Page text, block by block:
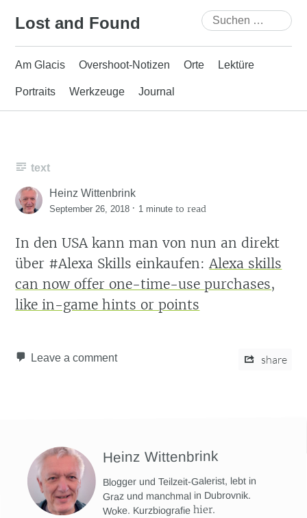
Lost and Found
Suchen
nach:
Am Glacis Overshoot-Notizen Orte Lektüre
Portraits Werkzeuge Journal
text
Heinz Wittenbrink
September 26, 2018 · 1 minute to read
In den USA kann man von nun an direkt
über #Alexa Skills einkaufen:Alexa skills
can now offer one-time-use purchases,
like in-game hints or points
Leave a comment share
Heinz Wittenbrink
Blogger und Teilzeit-Galerist, lebt in
Graz und manchmal in Dubrovnik.
Woke. Kurzbiografiehier.